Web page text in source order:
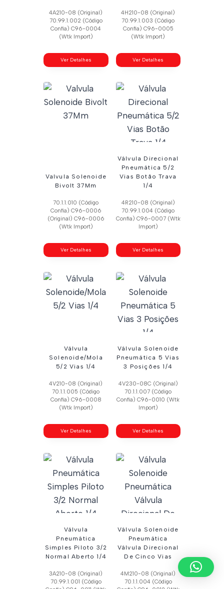
4A210-08 (Original)
70.99.1.002 (Código
Confia) C96-0004
(Wtk Import)
Ver Detalhes
4H210-08 (Original)
70.99.1.003 (Código
Confia) C96-0005
(Wtk Import)
Ver Detalhes
Valvula Solenoide
Bivolt 37Mm
70.1.1.010 (Código
Confia) C96-0006
(Original) C96-0006
(Wtk Import)
Ver Detalhes
Válvula Direcional
Pneumática 5/2
Vias Botão Trava
1/4
4R210-08 (Original)
70.99.1.004 (Código
Confia) C96-0007 (Wtk
Import)
Ver Detalhes
Válvula
Solenoide/Mola
5/2 Vias 1/4
4V210-08 (Original)
70.1.1.005 (Código
Confia) C96-0008
(Wtk Import)
Ver Detalhes
Válvula Solenoide
Pneumática 5 Vias
3 Posições 1/4
4V230-08C (Original)
70.1.1.007 (Código
Confia) C96-0010 (Wtk
Import)
Ver Detalhes
Válvula
Pneumática
Simples Piloto 3/2
Normal Aberto 1/4
3A210-08 (Original)
70.99.1.001 (Código
Válvula Solenoide
Pneumática
Válvula Direcional
De Cinco Vias
4M210-08 (Original)
70.1.1.004 (Código